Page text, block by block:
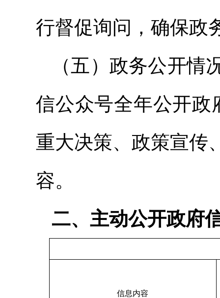
行督促询问，确保政
（五）政务公开情
信公众号全年公开政
重大决策、政策宣传
容。
二、主动公开政府
信息内容